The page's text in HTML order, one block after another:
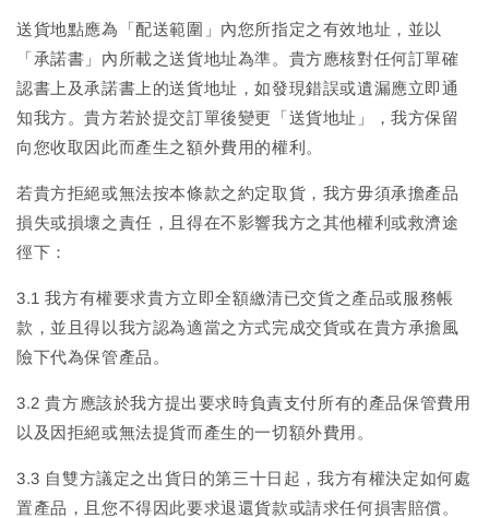
送貨地點應為「配送範圍」內您所指定之有效地址，並以
「承諾書」內所載之送貨地址為準。貴方應核對任何訂單確
認書上及承諾書上的送貨地址，如發現錯誤或遺漏應立即通
知我方。貴方若於提交訂單後變更「送貨地址」，我方保留
向您收取因此而產生之額外費用的權利。
若貴方拒絕或無法按本條款之約定取貨，我方毋須承擔產品
損失或損壞之責任，且得在不影響我方之其他權利或救濟途
徑下：
3.1 我方有權要求貴方立即全額繳清已交貨之產品或服務帳
款，並且得以我方認為適當之方式完成交貨或在貴方承擔風
險下代為保管產品。
3.2 貴方應該於我方提出要求時負責支付所有的產品保管費用
以及因拒絕或無法提貨而產生的一切額外費用。
3.3 自雙方議定之出貨日的第三十日起，我方有權決定如何處
置產品，且您不得因此要求退還貨款或請求任何損害賠償。